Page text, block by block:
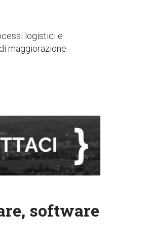
logistici e
maggiorazione:
software